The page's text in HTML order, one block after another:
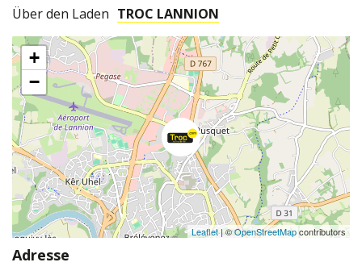
Über den Laden TROC LANNION
+
−
Leaflet| ©OpenStreetMapcontributors
Adresse